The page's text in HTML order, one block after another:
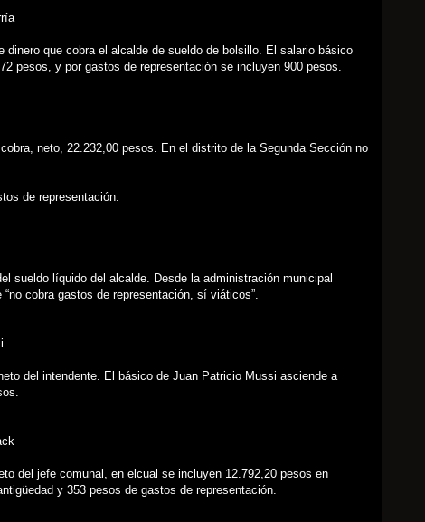
dinero que cobra el alcalde de sueldo de bolsillo. El salario básico
pesos, y por gastos de representación se incluyen 900 pesos.
neto, 22.232,00 pesos. En el distrito de la Segunda Sección no
de representación.
sueldo líquido del alcalde. Desde la administración municipal
“no cobra gastos de representación, sí viáticos”.
del intendente. El básico de Juan Patricio Mussi asciende a
del jefe comunal, en elcual se incluyen 12.792,20 pesos en
y 353 pesos de gastos de representación.